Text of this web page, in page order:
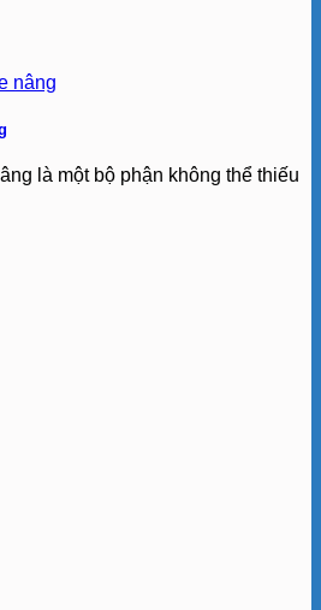
là một bộ phận không thể thiếu